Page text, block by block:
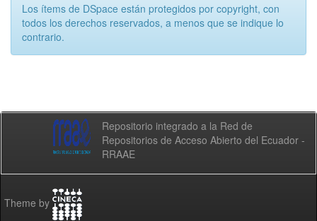
Los ítems de DSpace están protegidos por copyright, con
todos los derechos reservados, a menos que se indique lo
contrario.
Repositorio integrado a la Red de
Repositorios de Acceso Abierto del Ecuador -
RRAAE
Theme by